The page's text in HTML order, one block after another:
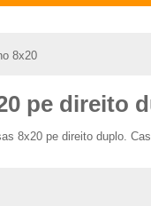
8x20
pe direito
8x20 pe direito duplo.